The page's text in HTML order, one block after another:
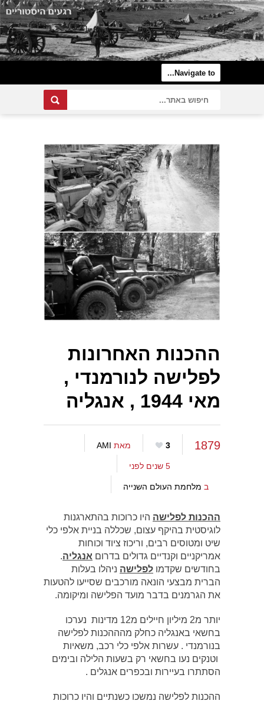
ההכנות האחרונות
לפלישה לנורמנדי ,
מאי 1944 , אנגליה
1879
3 מאת AMI
5 שנים לפני
ב מלחמת העולם השנייה
ההכנות לפלישה היו כרוכות בהתארגנות
לוגיסטית בהיקף עצום, שכללה בניית אלפי כלי
שיט ומטוסים רבים, וריכוז ציוד וכוחות
אמריקניים וקנדיים גדולים בדרום אנגליה.
בחודשים שקדמו לפלישה ניהלו בעלות
הברית מבצעי הונאה מורכבים שסייעו להטעות
את הגרמנים בדבר מועד הפלישה ומיקומה.
יותר מ2 מיליון חיילים מ12 מדינות נערכו
בחשאי באנגליה כחלק מהההכנות לפלישה
בנורמנדי . עשרות אלפי כלי רכב, משאיות
וטנקים נעו בחשאי רק בשעות הלילה ובימים
הסתתרו בעיירות ובכפרים אנגלים .
ההכנות לפלישה נמשכו כשנתיים והיו כרוכות